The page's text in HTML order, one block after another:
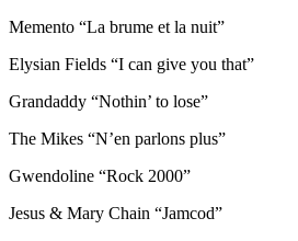
Memento “La brume et la nuit”
Elysian Fields “I can give you that”
Grandaddy “Nothin’ to lose”
The Mikes “N’en parlons plus”
Gwendoline “Rock 2000”
Jesus & Mary Chain “Jamcod”